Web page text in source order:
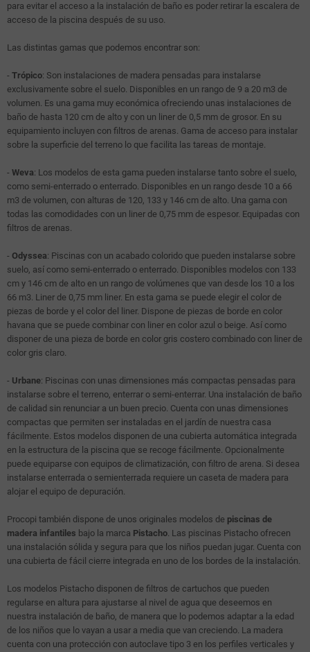
para evitar el acceso a la instalación de baño es poder retirar la escalera de
acceso de la piscina después de su uso.
Las distintas gamas que podemos encontrar son:
- Trópico: Son instalaciones de madera pensadas para instalarse
exclusivamente sobre el suelo. Disponibles en un rango de 9 a 20 m3 de
volumen. Es una gama muy económica ofreciendo unas instalaciones de
baño de hasta 120 cm de alto y con un liner de 0,5 mm de grosor. En su
equipamiento incluyen con filtros de arenas. Gama de acceso para instalar
sobre la superficie del terreno lo que facilita las tareas de montaje.
- Weva: Los modelos de esta gama pueden instalarse tanto sobre el suelo,
como semi-enterrado o enterrado. Disponibles en un rango desde 10 a 66
m3 de volumen, con alturas de 120, 133 y 146 cm de alto. Una gama con
todas las comodidades con un liner de 0,75 mm de espesor. Equipadas con
filtros de arenas.
- Odyssea: Piscinas con un acabado colorido que pueden instalarse sobre
suelo, así como semi-enterrado o enterrado. Disponibles modelos con 133
cm y 146 cm de alto en un rango de volúmenes que van desde los 10 a los
66 m3. Liner de 0,75 mm liner. En esta gama se puede elegir el color de
piezas de borde y el color del liner. Dispone de piezas de borde en color
havana que se puede combinar con liner en color azul o beige. Así como
disponer de una pieza de borde en color gris costero combinado con liner de
color gris claro.
- Urbane: Piscinas con unas dimensiones más compactas pensadas para
instalarse sobre el terreno, enterrar o semi-enterrar. Una instalación de baño
de calidad sin renunciar a un buen precio. Cuenta con unas dimensiones
compactas que permiten ser instaladas en el jardín de nuestra casa
fácilmente. Estos modelos disponen de una cubierta automática integrada
en la estructura de la piscina que se recoge fácilmente. Opcionalmente
puede equiparse con equipos de climatización, con filtro de arena. Si desea
instalarse enterrada o semienterrada requiere un caseta de madera para
alojar el equipo de depuración.
Procopi también dispone de unos originales modelos de piscinas de
madera infantiles bajo la marca Pistacho. Las piscinas Pistacho ofrecen
una instalación sólida y segura para que los niños puedan jugar. Cuenta con
una cubierta de fácil cierre integrada en uno de los bordes de la instalación.
Los modelos Pistacho disponen de filtros de cartuchos que pueden
regularse en altura para ajustarse al nivel de agua que deseemos en
nuestra instalación de baño, de manera que lo podemos adaptar a la edad
de los niños que lo vayan a usar a media que van creciendo. La madera
cuenta con una protección con autoclave tipo 3 en los perfiles verticales y